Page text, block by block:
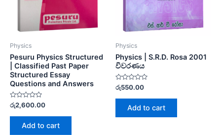
Physics
Pesuru Physics Structured
| Classified Past Paper
Structured Essay
Questions and Answers
Rated
out
රු2,600.00
Add to cart
Physics
Physics | S.R.D. Rosa 2001
විවරණය
Rated
out
රු550.00
Add to cart